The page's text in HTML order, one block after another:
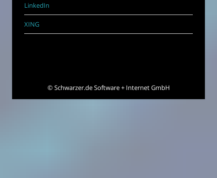
LinkedIn
XING
©Schwarzer.de Software + Internet GmbH